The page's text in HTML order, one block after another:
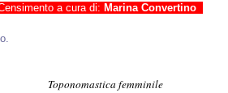
a cura di: Marina Convertino
Toponomastica femminile